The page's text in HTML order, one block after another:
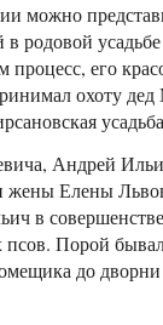
можно
родовой
его
охоту
Андрей
Елены
в
Порой
до